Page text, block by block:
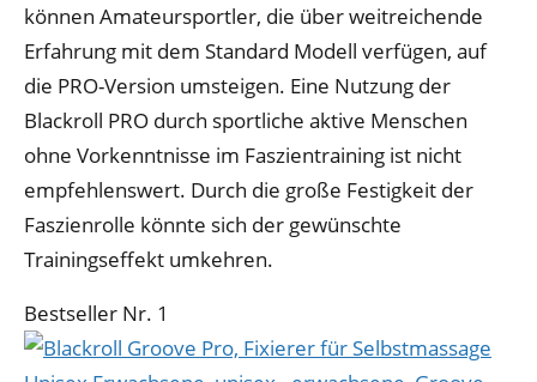
können Amateursportler, die über weitreichende
Erfahrung mit dem Standard Modell verfügen, auf
die PRO-Version umsteigen. Eine Nutzung der
Blackroll PRO durch sportliche aktive Menschen
ohne Vorkenntnisse im Faszientraining ist nicht
empfehlenswert. Durch die große Festigkeit der
Faszienrolle könnte sich der gewünschte
Trainingseffekt umkehren.
Bestseller Nr. 1